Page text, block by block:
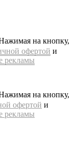
на кнопку,
офертой и
рекламы
на кнопку,
офертой и
рекламы